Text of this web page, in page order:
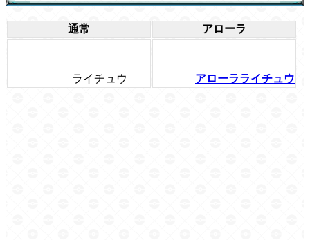
通常 アローラ
ライチュウ アローラライチュウ